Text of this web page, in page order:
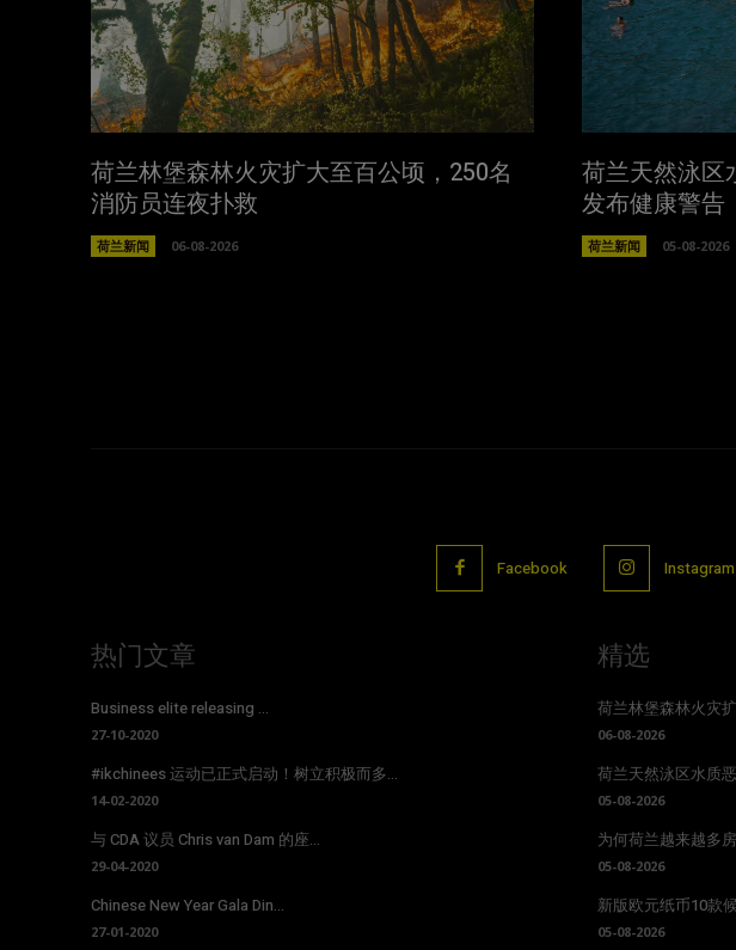
荷兰林堡森林火灾扩大至百公顷，250名
消防员连夜扑救
荷兰新闻 06-08-2026
荷兰天然泳区
发布健康警告
荷兰新闻 05-08-2026
Facebook Instagram
热门文章
Business elite releasing ...
27-10-2020
#ikchinees 运动已正式启动！树立积极而多...
14-02-2020
与 CDA 议员 Chris van Dam 的座...
29-04-2020
Chinese New Year Gala Din...
27-01-2020
精选
荷兰林堡森林火灾
06-08-2026
荷兰天然泳区水质
05-08-2026
为何荷兰越来越多
05-08-2026
新版欧元纸币10款
05-08-2026